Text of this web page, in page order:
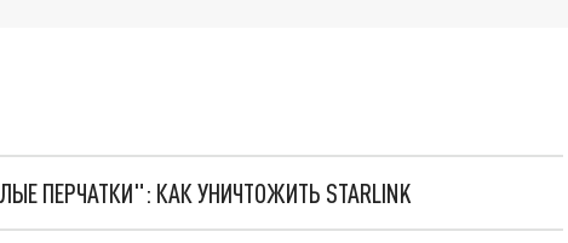
ПЕРЧАТКИ": КАК УНИЧТОЖИТЬ STARLINK